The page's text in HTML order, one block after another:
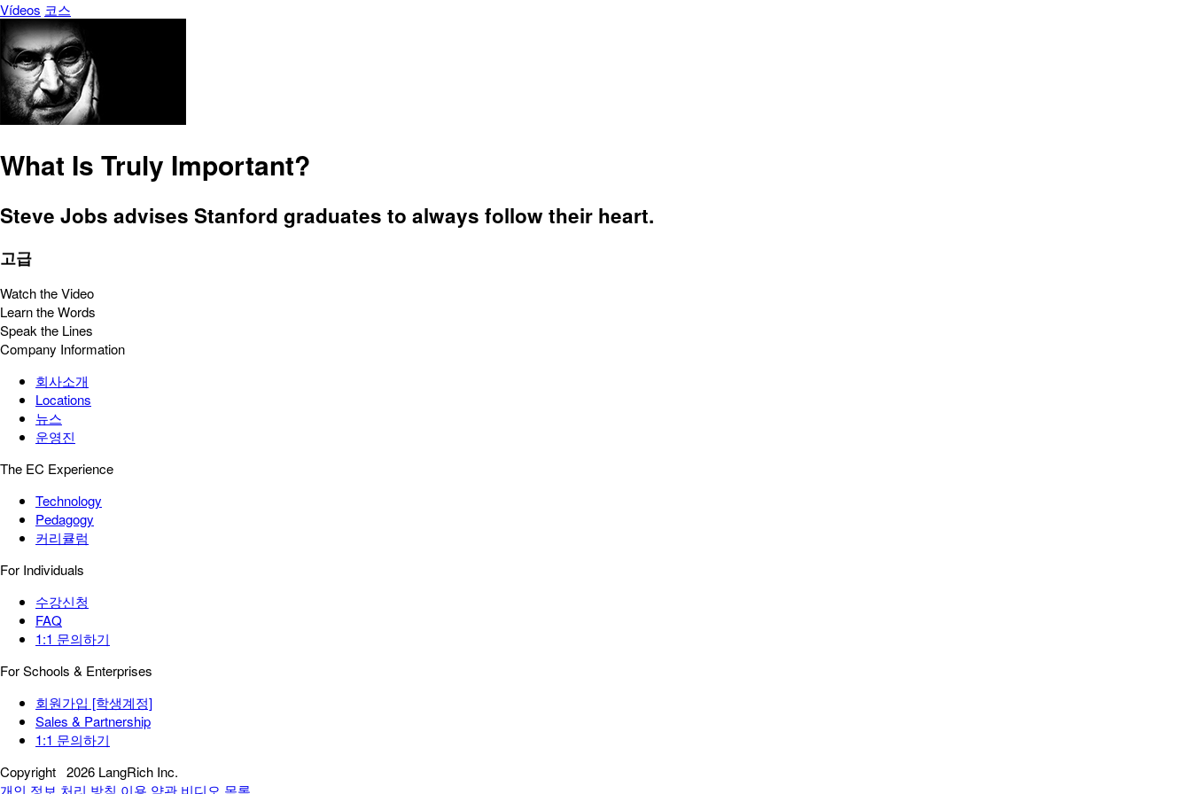
Vídeos 코스
What Is Truly Important?
Steve Jobs advises Stanford graduates to always follow their heart.
고급
Watch the Video
Learn the Words
Speak the Lines
Company Information
회사소개
Locations
뉴스
운영진
The EC Experience
Technology
Pedagogy
커리큘럼
For Individuals
수강신청
FAQ
1:1 문의하기
For Schools & Enterprises
회원가입 [학생계정]
Sales & Partnership
1:1 문의하기
Copyright 2026 LangRich Inc.